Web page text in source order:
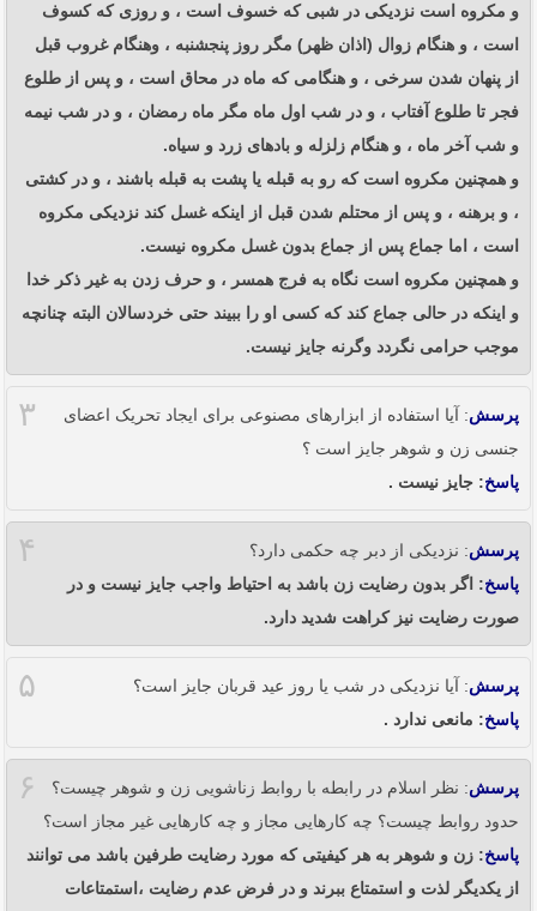
و مکروه است نزدیکی در شبی که خسوف است ، و روزی که کسوف
است ، و هنگام زوال (اذان ظهر) مگر روز پنجشنبه ، وهنگام غروب قبل
از پنهان شدن سرخی ، و هنگامی که ماه در محاق است ، و پس از طلوع
فجر تا طلوع آفتاب ، و در شب اول ماه مگر ماه رمضان ، و در شب نیمه
و شب آخر ماه ، و هنگام زلزله و بادهای زرد و سیاه.
و همچنین مکروه است که رو به قبله یا پشت به قبله باشند ، و در کشتی
، و برهنه ، و پس از محتلم شدن قبل از اینکه غسل کند نزدیکی مکروه
است ، اما جماع پس از جماع بدون غسل مکروه نیست.
و همچنین مکروه است نگاه به فرج همسر ، و حرف زدن به غیر ذکر خدا
و اینکه در حالی جماع کند که کسی او را ببیند حتی خردسالان البته چنانچه
موجب حرامی نگردد وگرنه جایز نیست.
۳ پرسش: آیا استفاده از ابزارهای مصنوعی برای ایجاد تحریک اعضای
جنسی زن و شوهر جایز است ؟
پاسخ: جایز نیست .
۴ پرسش: نزدیکی از دبر چه حکمی دارد؟
پاسخ: اگر بدون رضایت زن باشد به احتیاط واجب جایز نیست و در
صورت رضایت نیز کراهت شدید دارد.
۵ پرسش: آیا نزدیکی در شب یا روز عید قربان جایز است؟
پاسخ: مانعی ندارد .
۶ پرسش: نظر اسلام در رابطه با روابط زناشویی زن و شوهر چیست؟
حدود روابط چیست؟ چه کارهایی مجاز و چه کارهایی غیر مجاز است؟
پاسخ: زن و شوهر به هر کیفیتی که مورد رضایت طرفین باشد می توانند
از یکدیگر لذت و استمتاع ببرند و در فرض عدم رضایت ،استمتاعات